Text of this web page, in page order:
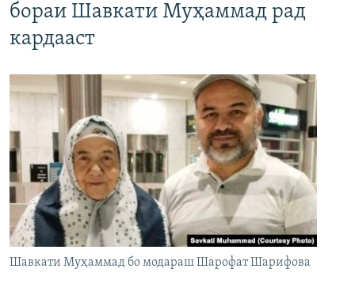
бораи Шавкати Муҳаммад рад
кардааст
Шавкати Муҳаммад бо модараш Шарофат Шарифова